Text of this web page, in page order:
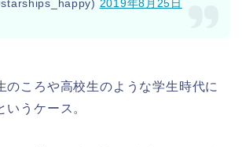
2019年8月25日
のころや高校生のような学生時代に
いうケース。